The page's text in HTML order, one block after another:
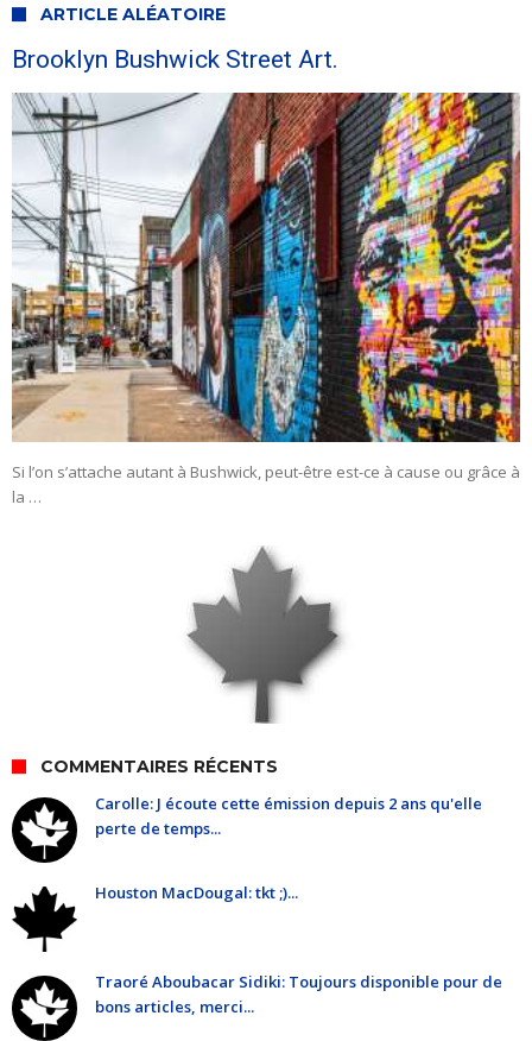
ARTICLE ALÉATOIRE
Brooklyn Bushwick Street Art.
Si l’on s’attache autant à Bushwick, peut-être est-ce à cause ou grâce à
la …
COMMENTAIRES RÉCENTS
Carolle: J écoute cette émission depuis 2 ans qu'elle
perte de temps...
Houston MacDougal: tkt ;)...
Traoré Aboubacar Sidiki: Toujours disponible pour de
bons articles, merci...